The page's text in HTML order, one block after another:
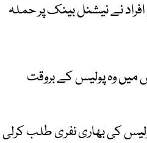
احمد صاحبزادہ کے مطابق 20 سے 25 مسلح افراد نے نیشنل بینک پر حملہ
میں وہ پولیس کے بروقت
کی بھاری نفری طلب کرلی